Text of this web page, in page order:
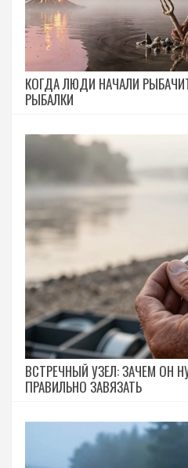
КОГДА ЛЮДИ НАЧАЛИ
РЫБАЛКИ
ВСТРЕЧНЫЙ УЗЕЛ: ЗАЧЕМ ОН
ПРАВИЛЬНО ЗАВЯЗАТЬ